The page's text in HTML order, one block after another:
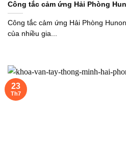
Công tắc cảm ứng Hải Phòng
Công tắc cảm ứng Hải Phòng
của nhiều gia...
23
Th7